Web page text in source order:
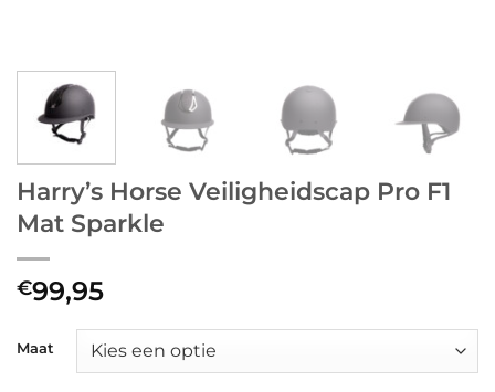
Harry’s Horse Veiligheidscap Pro F1
Mat Sparkle
€99,95
Maat